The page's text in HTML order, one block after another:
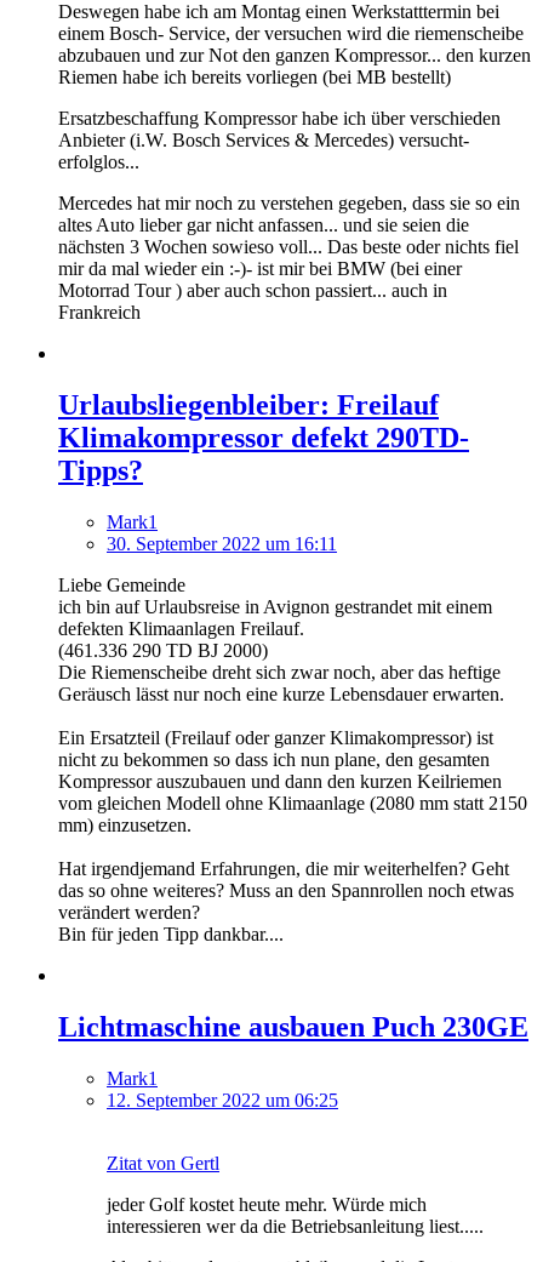
Deswegen habe ich am Montag einen Werkstatttermin bei
einem Bosch- Service, der versuchen wird die riemenscheibe
abzubauen und zur Not den ganzen Kompressor... den kurzen
Riemen habe ich bereits vorliegen (bei MB bestellt)
Ersatzbeschaffung Kompressor habe ich über verschieden
Anbieter (i.W. Bosch Services & Mercedes) versucht-
erfolglos...
Mercedes hat mir noch zu verstehen gegeben, dass sie so ein
altes Auto lieber gar nicht anfassen... und sie seien die
nächsten 3 Wochen sowieso voll... Das beste oder nichts fiel
mir da mal wieder ein :-)- ist mir bei BMW (bei einer
Motorrad Tour ) aber auch schon passiert... auch in
Frankreich
Urlaubsliegenbleiber: Freilauf
Klimakompressor defekt 290TD-
Tipps?
Mark1
30. September 2022 um 16:11
Liebe Gemeinde
ich bin auf Urlaubsreise in Avignon gestrandet mit einem
defekten Klimaanlagen Freilauf.
(461.336 290 TD BJ 2000)
Die Riemenscheibe dreht sich zwar noch, aber das heftige
Geräusch lässt nur noch eine kurze Lebensdauer erwarten.
Ein Ersatzteil (Freilauf oder ganzer Klimakompressor) ist
nicht zu bekommen so dass ich nun plane, den gesamten
Kompressor auszubauen und dann den kurzen Keilriemen
vom gleichen Modell ohne Klimaanlage (2080 mm statt 2150
mm) einzusetzen.
Hat irgendjemand Erfahrungen, die mir weiterhelfen? Geht
das so ohne weiteres? Muss an den Spannrollen noch etwas
verändert werden?
Bin für jeden Tipp dankbar....
Lichtmaschine ausbauen Puch 230GE
Mark1
12. September 2022 um 06:25
Zitat von Gertl
jeder Golf kostet heute mehr. Würde mich
interessieren wer da die Betriebsanleitung liest.....